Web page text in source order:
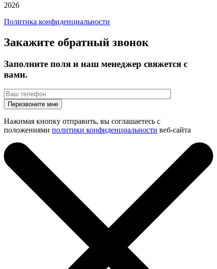
2026
Политика конфиденциальности
Закажите обратный звонок
Заполните поля и наш менеджер свяжется с
вами.
Нажимая кнопку отправить, вы соглашаетесь с
положениями политики конфиденциальности веб-сайта